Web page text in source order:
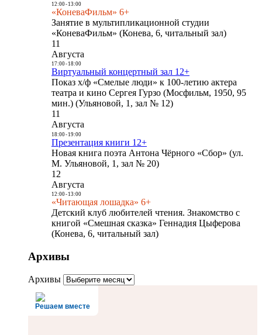
12:00- 13:00
«КоневаФильм» 6+
Занятие в мультипликационной студии
«КоневаФильм» (Конева, 6, читальный зал)
11
Августа
17:00- 18:00
Виртуальный концертный зал 12+
Показ х/ф «Смелые люди» к 100-летию актера
театра и кино Сергея Гурзо (Мосфильм, 1950, 95
мин.) (Ульяновой, 1, зал № 12)
11
Августа
18:00- 19:00
Презентация книги 12+
Новая книга поэта Антона Чёрного «Сбор» (ул.
М. Ульяновой, 1, зал № 20)
12
Августа
12:00- 13:00
«Читающая лошадка» 6+
Детский клуб любителей чтения. Знакомство с
книгой «Смешная сказка» Геннадия Цыферова
(Конева, 6, читальный зал)
Архивы
Архивы
Решаем вместе